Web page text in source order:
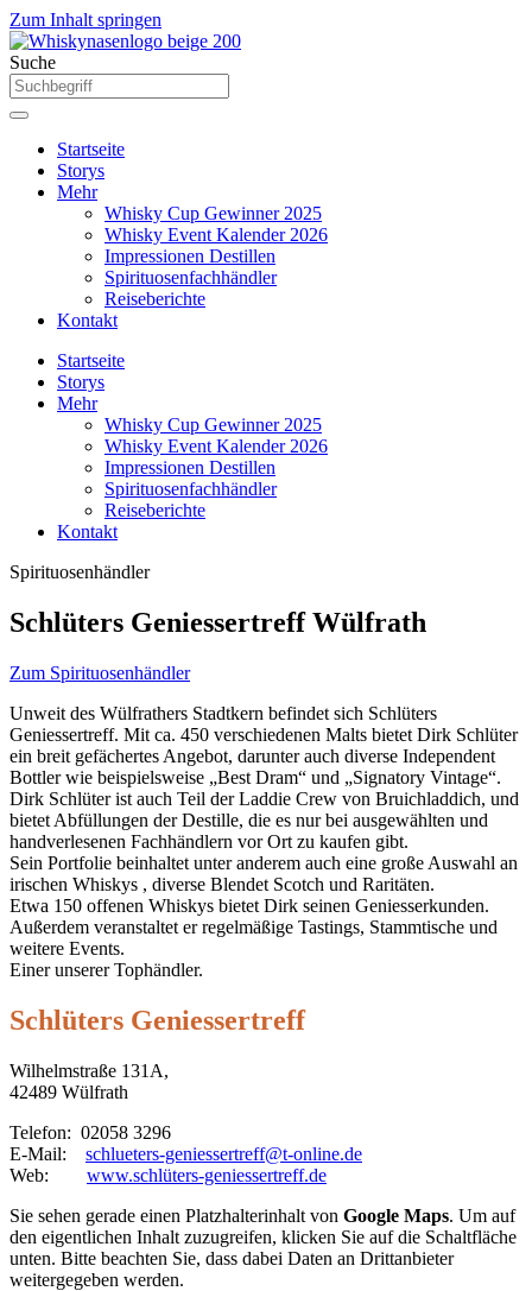
Zum Inhalt springen
Suche
Startseite
Storys
Mehr
Whisky Cup Gewinner 2025
Whisky Event Kalender 2026
Impressionen Destillen
Spirituosenfachhändler
Reiseberichte
Kontakt
Startseite
Storys
Mehr
Whisky Cup Gewinner 2025
Whisky Event Kalender 2026
Impressionen Destillen
Spirituosenfachhändler
Reiseberichte
Kontakt
Spirituosenhändler
Schlüters Geniessertreff Wülfrath
Zum Spirituosenhändler
Unweit des Wülfrathers Stadtkern befindet sich Schlüters
Geniessertreff. Mit ca. 450 verschiedenen Malts bietet Dirk Schlüter
ein breit gefächertes Angebot, darunter auch diverse Independent
Bottler wie beispielsweise „Best Dram“ und „Signatory Vintage“.
Dirk Schlüter ist auch Teil der Laddie Crew von Bruichladdich, und
bietet Abfüllungen der Destille, die es nur bei ausgewählten und
handverlesenen Fachhändlern vor Ort zu kaufen gibt.
Sein Portfolie beinhaltet unter anderem auch eine große Auswahl an
irischen Whiskys , diverse Blendet Scotch und Raritäten.
Etwa 150 offenen Whiskys bietet Dirk seinen Geniesserkunden.
Außerdem veranstaltet er regelmäßige Tastings, Stammtische und
weitere Events.
Einer unserer Tophändler.
Schlüters Geniessertreff
Wilhelmstraße 131A,
42489 Wülfrath
Telefon: 02058 3296
E-Mail: schlueters-geniessertreff@t-online.de
Web: www.schlüters-geniessertreff.de
Sie sehen gerade einen Platzhalterinhalt von Google Maps. Um auf
den eigentlichen Inhalt zuzugreifen, klicken Sie auf die Schaltfläche
unten. Bitte beachten Sie, dass dabei Daten an Drittanbieter
weitergegeben werden.